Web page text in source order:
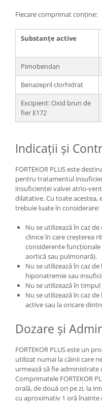
Fiecare comprimat conține:
Substanțe active
Pimobendan
Benazepril clorhidrat
Excipient: Oxid brun de
fier E172
Indicații și
FORTEKOR PLUS este
pentru tratamentul
insuficienței valvei atrio-
dilatative. Cu toate
trebuie luate în considerare:
Nu se utilizează în caz
clinice în care creșterea
considerente
aortică sau pulmonară).
Nu se utilizează în caz
hiponatremie sau
Nu se utilizează în
Nu se utilizează în caz
active sau la oricare
Dozare și
FORTEKOR PLUS este un
utilizat numai la câinii care
urmează să fie
Comprimatele FORTEKOR
orală, de două ori pe zi, la
cu aproximativ 1 oră înainte